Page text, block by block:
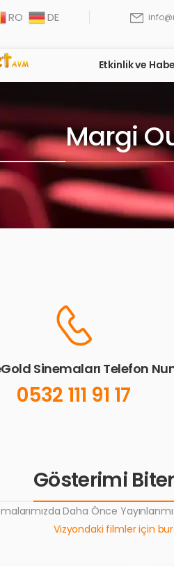
RO DE
Etkinlik ve
Margi
Sinemaları Telefon
0532 111 91 17
Gösterimi
Daha Önce
Vizyondaki filmler için